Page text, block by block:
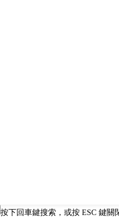
按下回車鍵搜索，或按 ESC 鍵關